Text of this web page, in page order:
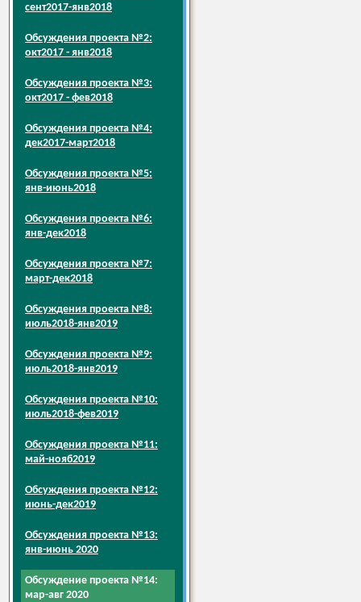
сент2017-янв2018
Обсуждения проекта №2:
окт2017 - янв2018
Обсуждения проекта №3:
окт2017 - фев2018
Обсуждения проекта №4:
дек2017-март2018
Обсуждения проекта №5:
янв-июнь2018
Обсуждения проекта №6:
янв-дек2018
Обсуждения проекта №7:
март-дек2018
Обсуждения проекта №8:
июль2018-янв2019
Обсуждения проекта №9:
июль2018-янв2019
Обсуждения проекта №10:
июль2018-фев2019
Обсуждения проекта №11:
май-нояб2019
Обсуждения проекта №12:
июнь-дек2019
Обсуждения проекта №13:
янв-июнь 2020
Обсуждение проекта №14:
мар-авг 2020